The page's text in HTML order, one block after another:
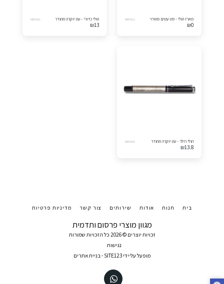
מארז הולי - סט עטים מהודר MK5811
₪0
הולי כדורי - עט יוקרה מהודר MK5801
₪13
הולי רולר - עט יוקרה מהודר MK5800
₪13.8
מגוון מוצרי פרסום ותדמית
זכויות יוצרים © 2026 כל הזכויות שמורות
נגישות
מופעל על-ידי SITE123
-בניית אתרים
בית חנות אודות שירותים צור קשר מדיניות פרטיות